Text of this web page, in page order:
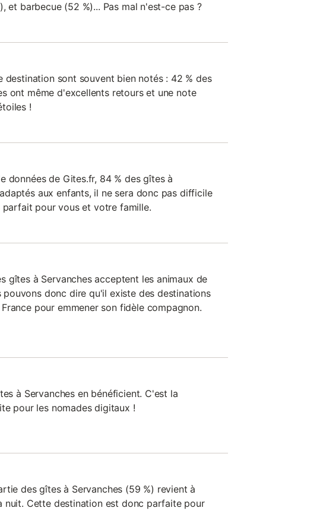
et barbecue (52 %)... Pas mal n'est-ce pas ?
destination sont souvent bien notés : 42 % des
ont même d'excellents retours et une note
!
données de Gites.fr, 84 % des gîtes à
aux enfants, il ne sera donc pas difficile
pour vous et votre famille.
gîtes à Servanches acceptent les animaux de
pouvons donc dire qu'il existe des destinations
pour emmener son fidèle compagnon.
à Servanches en bénéficient. C'est la
pour les nomades digitaux !
des gîtes à Servanches (59 %) revient à
nuit. Cette destination est donc parfaite pour